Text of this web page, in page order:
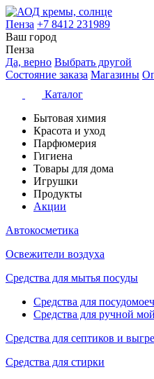
Пенза +7 8412 231989
Ваш город
Пенза
Да, верно Выбрать другой
Состояние заказа Магазины
Каталог
Бытовая химия
Красота и уход
Парфюмерия
Гигиена
Товары для дома
Игрушки
Продукты
Акции
Автокосметика
Освежители воздуха
Средства для мытья посуды
Средства для
Средства для ручной
Средства для септиков и
Средства для стирки